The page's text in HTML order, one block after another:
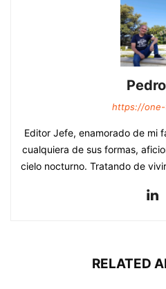
https://
Editor Jefe, enamorado de mi
cualquiera de sus formas,
cielo nocturno. Tratando de
RELATED